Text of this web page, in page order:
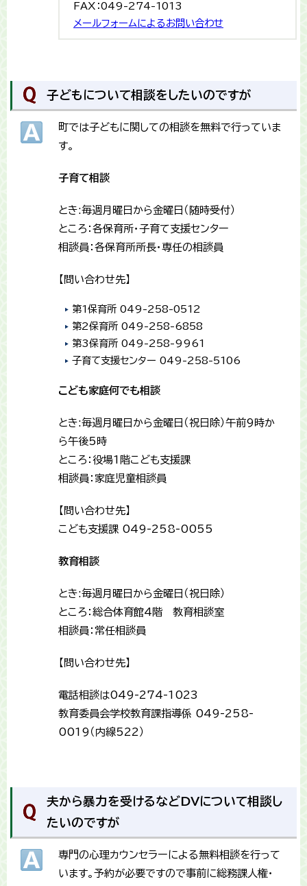
FAX：049-274-1013
メールフォームによるお問い合わせ
子どもについて相談をしたいのですが
町では子どもに関しての相談を無料で行っていま
す。
子育て相談
とき:毎週月曜日から金曜日（随時受付）
ところ：各保育所・子育て支援センター
相談員：各保育所所長・専任の相談員
【問い合わせ先】
第1保育所 049-258-0512
第2保育所 049-258-6858
第3保育所 049-258-9961
子育て支援センター 049-258-5106
こども家庭何でも相談
とき:毎週月曜日から金曜日（祝日除）午前9時か
ら午後5時
ところ：役場1階こども支援課
相談員：家庭児童相談員
【問い合わせ先】
こども支援課 049-258-0055
教育相談
とき:毎週月曜日から金曜日（祝日除）
ところ：総合体育館4階 教育相談室
相談員：常任相談員
【問い合わせ先】
電話相談は049-274-1023
教育委員会学校教育課指導係 049-258-
0019（内線522）
夫から暴力を受けるなどDVについて相談し
たいのですが
専門の心理カウンセラーによる無料相談を行って
います。予約が必要ですので事前に総務課人権・